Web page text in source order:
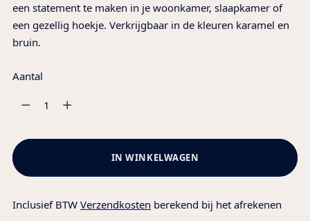
een statement te maken in je woonkamer, slaapkamer of
een gezellig hoekje. Verkrijgbaar in de kleuren karamel en
bruin.
Aantal
IN WINKELWAGEN
Inclusief BTW Verzendkosten berekend bij het afrekenen